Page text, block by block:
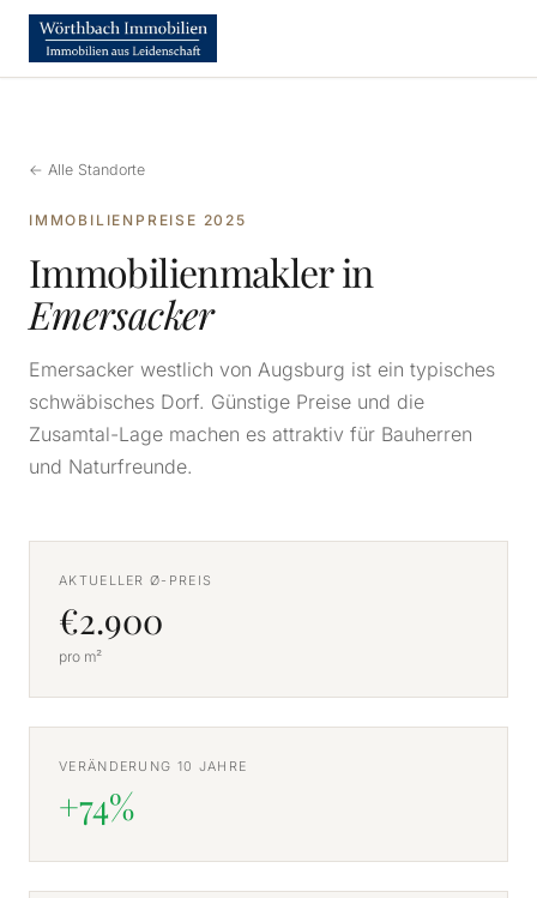
← Alle Standorte
IMMOBILIENPREISE 2025
Immobilienmakler in
Emersacker
Emersacker westlich von Augsburg ist ein typisches
schwäbisches Dorf. Günstige Preise und die
Zusamtal-Lage machen es attraktiv für Bauherren
und Naturfreunde.
AKTUELLER Ø-PREIS
€2.900
pro m²
VERÄNDERUNG 10 JAHRE
+74%